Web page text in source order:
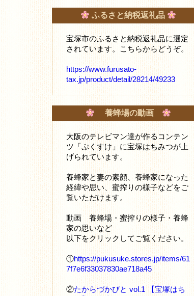
ふるさと納税返礼品
宝塚市のふるさと納税返礼品に選定
されています。こちらからどうぞ。
https://www.furusato-
tax.jp/product/detail/28214/49233
養蜂場の動画
大阪のテレビマン達が作るコンテン
ツ「ぷくすけ」に宝塚はちみつが上
げられています。
養蜂家と妻の素顔、養蜂家になった
経緯や思い、蜜搾りの様子などをご
覧いただけます。
動画 養蜂場・蜜搾りの様子・養蜂
家の思いなど
以下をクリックしてご覧ください。
①https://pukusuke.stores.jp/items/61
7f7e6f33037830ae718a45
②たからづかびと vol.1 【宝塚はち